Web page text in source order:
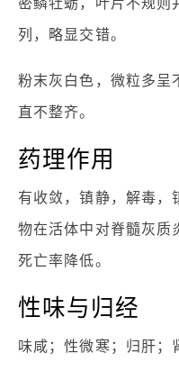
密鳞牡蛎，叶片不规则
列，略显交错。
粉末灰白色，微粒多呈
直不整齐。
药理作用
有收敛，镇静，解毒，
物在活体中对脊髓灰质
死亡率降低。
性味与归经
味咸；性微寒；归肝；